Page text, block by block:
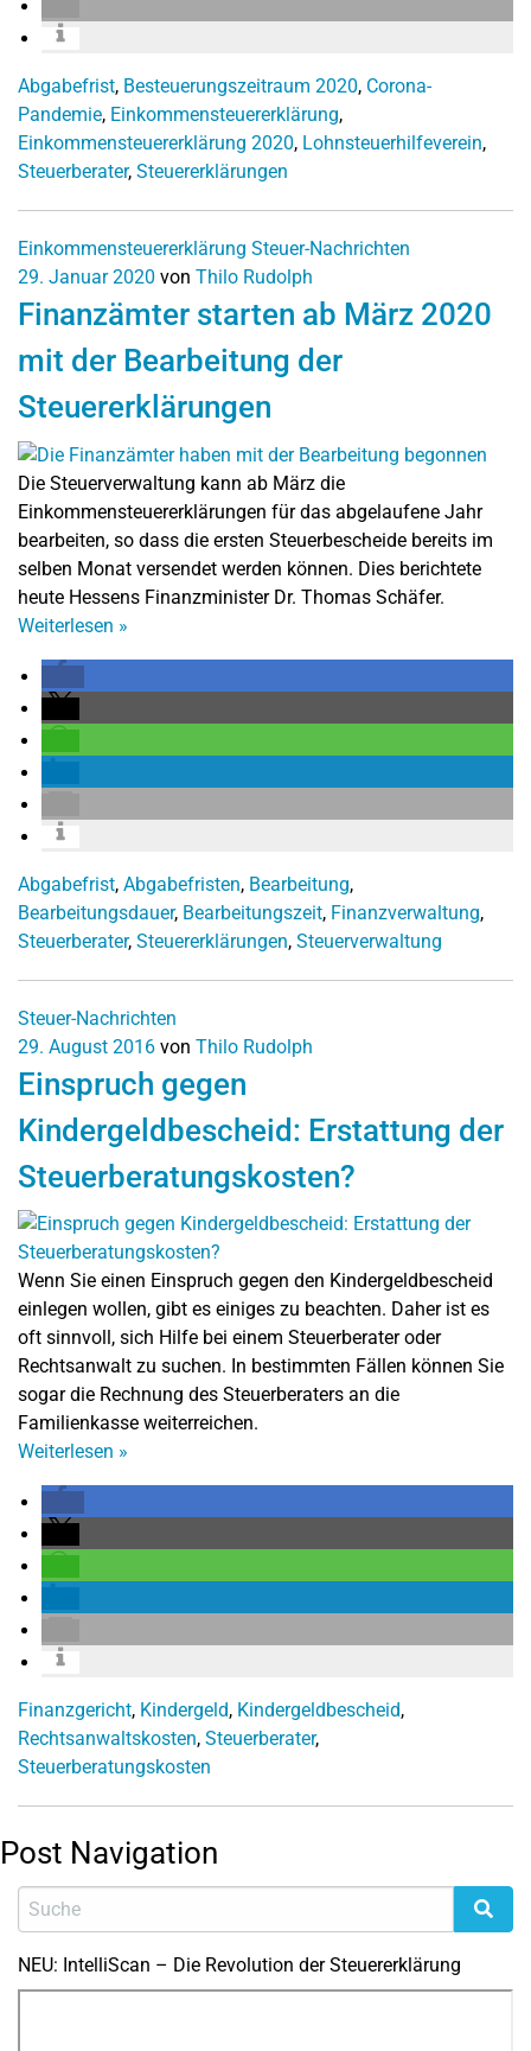
Abgabefrist, Besteuerungszeitraum 2020, Corona-
Pandemie, Einkommensteuererklärung,
Einkommensteuererklärung 2020, Lohnsteuerhilfeverein,
Steuerberater, Steuererklärungen
Einkommensteuererklärung Steuer-Nachrichten
29. Januar 2020 von Thilo Rudolph
Finanzämter starten ab März 2020
mit der Bearbeitung der
Steuererklärungen
Die Steuerverwaltung kann ab März die
Einkommensteuererklärungen für das abgelaufene Jahr
bearbeiten, so dass die ersten Steuerbescheide bereits im
selben Monat versendet werden können. Dies berichtete
heute Hessens Finanzminister Dr. Thomas Schäfer.
Weiterlesen »
Abgabefrist, Abgabefristen, Bearbeitung,
Bearbeitungsdauer, Bearbeitungszeit, Finanzverwaltung,
Steuerberater, Steuererklärungen, Steuerverwaltung
Steuer-Nachrichten
29. August 2016 von Thilo Rudolph
Einspruch gegen
Kindergeldbescheid: Erstattung der
Steuerberatungskosten?
Wenn Sie einen Einspruch gegen den Kindergeldbescheid
einlegen wollen, gibt es einiges zu beachten. Daher ist es
oft sinnvoll, sich Hilfe bei einem Steuerberater oder
Rechtsanwalt zu suchen. In bestimmten Fällen können Sie
sogar die Rechnung des Steuerberaters an die
Familienkasse weiterreichen.
Weiterlesen »
Finanzgericht, Kindergeld, Kindergeldbescheid,
Rechtsanwaltskosten, Steuerberater,
Steuerberatungskosten
Post Navigation
NEU: IntelliScan – Die Revolution der Steuererklärung